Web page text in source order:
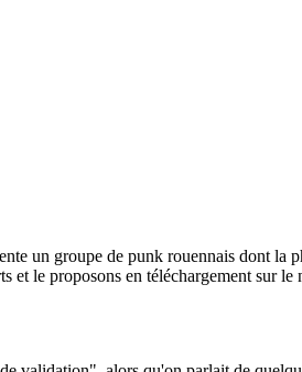
un groupe de punk rouennais dont la
et le proposons en téléchargement sur le